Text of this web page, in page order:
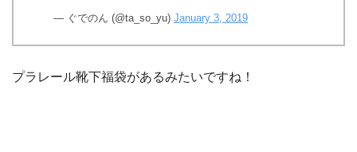
— ぐでのん (@ta_so_yu) January 3, 2019
プラレール靴下福袋があるみたいですね！